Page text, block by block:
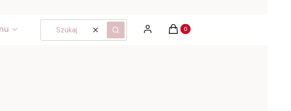
WyczyśćSzukaj
Zaloguj sięProdukty w koszyku: 0. Zobacz
Koszyk